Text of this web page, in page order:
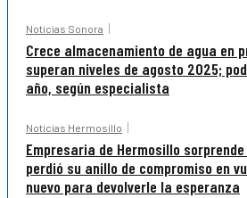
Noticias Sonora
Crece almacenamiento de agua en
superan niveles de agosto 2025;
año, según especialista
Noticias Hermosillo
Empresaria de Hermosillo
perdió su anillo de compromiso en
nuevo para devolverle la esperanza